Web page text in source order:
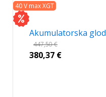
40 V max XGT
Akumulatorska
447,50€
380,37 €